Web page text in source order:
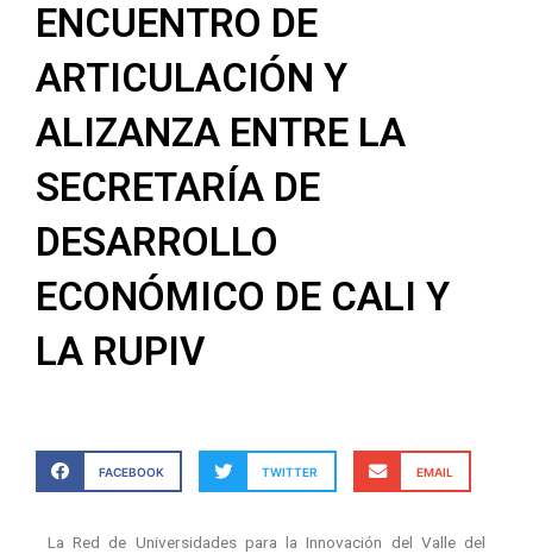
ENCUENTRO DE
ARTICULACIÓN Y
ALIZANZA ENTRE LA
SECRETARÍA DE
DESARROLLO
ECONÓMICO DE CALI Y
LA RUPIV
FACEBOOK TWITTER EMAIL
La Red de Universidades para la Innovación del Valle del